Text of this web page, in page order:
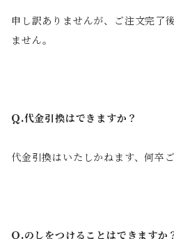
申し訳ありませんが、ご注文完了
ません。
Q.代金引換はできますか？
代金引換はいたしかねます、何卒
Q.のしをつけることはできますか